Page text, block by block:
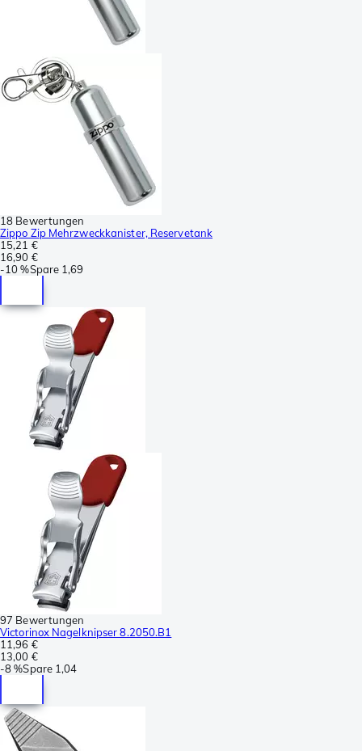
18 Bewertungen
Zippo Zip Mehrzweckkanister, Reservetank
15,21 €
16,90 €
-10 %Spare 1,69
97 Bewertungen
Victorinox Nagelknipser 8.2050.B1
11,96 €
13,00 €
-8 %Spare 1,04